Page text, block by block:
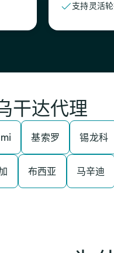
支持灵活
干达代理
基索罗 锡龙科
布西亚 马辛迪